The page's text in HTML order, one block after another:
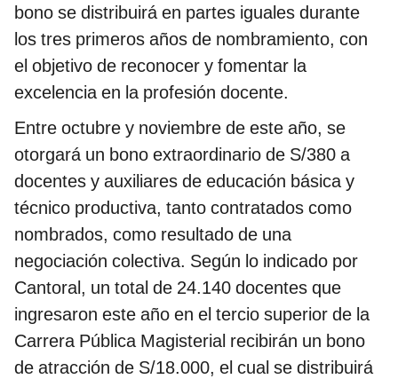
bono se distribuirá en partes iguales durante
los tres primeros años de nombramiento, con
el objetivo de reconocer y fomentar la
excelencia en la profesión docente.
Entre octubre y noviembre de este año, se
otorgará un bono extraordinario de S/380 a
docentes y auxiliares de educación básica y
técnico productiva, tanto contratados como
nombrados, como resultado de una
negociación colectiva. Según lo indicado por
Cantoral, un total de 24.140 docentes que
ingresaron este año en el tercio superior de la
Carrera Pública Magisterial recibirán un bono
de atracción de S/18.000, el cual se distribuirá